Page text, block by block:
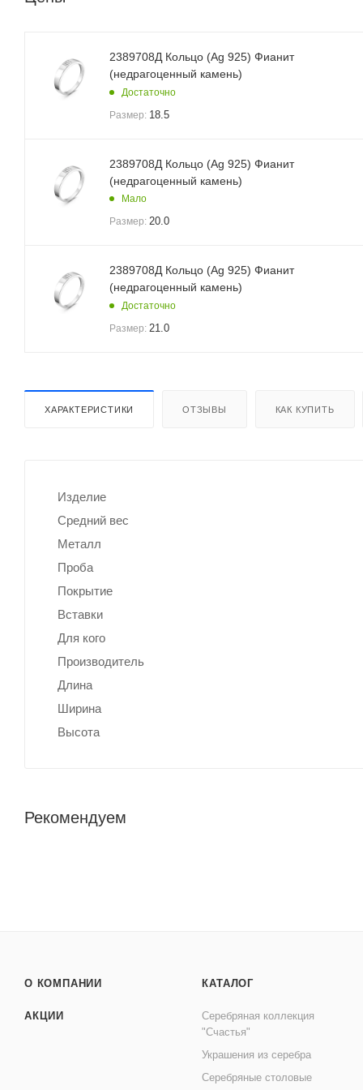
2389708Д Кольцо (Ag 925) Фианит
(недрагоценный камень)
Достаточно
Размер: 18.5
2389708Д Кольцо (Ag 925) Фианит
(недрагоценный камень)
Мало
Размер: 20.0
2389708Д Кольцо (Ag 925) Фианит
(недрагоценный камень)
Достаточно
Размер: 21.0
ХАРАКТЕРИСТИКИ ОТЗЫВЫ КАК КУПИТЬ
Изделие
Средний вес
Металл
Проба
Покрытие
Вставки
Для кого
Производитель
Длина
Ширина
Высота
Рекомендуем
О КОМПАНИИ
АКЦИИ
КАТАЛОГ
Серебряная коллекция
"Счастья"
Украшения из серебра
Серебряные столовые